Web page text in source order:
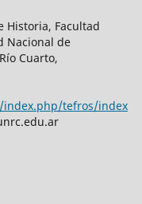
Historia, Facultad
Nacional de
Cuarto,
tefros/index